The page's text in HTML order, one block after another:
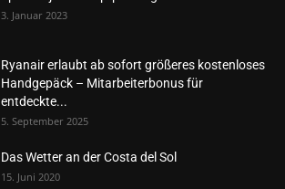
3. Januar 2023
Ryanair erlaubt ab sofort größeres kostenloses
Handgepäck – Mitarbeiterbonus für
entdeckte...
5. September 2025
Das Wetter an der Costa del Sol
15. Juni 2020